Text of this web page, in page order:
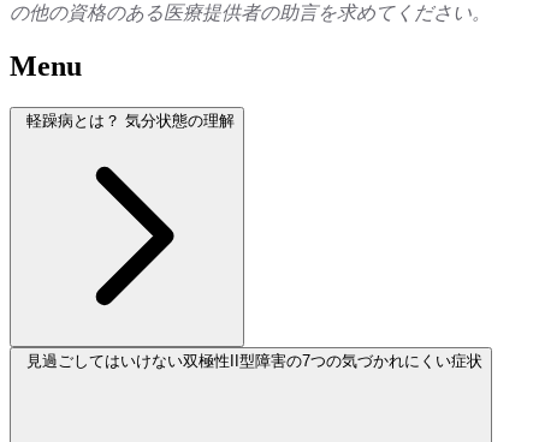
の他の資格のある医療提供者の助言を求めてください。
Menu
軽躁病とは？ 気分状態の理解
見過ごしてはいけない双極性II型障害の7つの気づかれにくい症状